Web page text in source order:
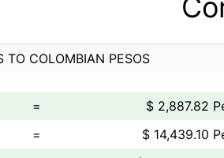
TO COLOMBIAN PESOS
=
$ 2,887.82
=
$ 14,439.10